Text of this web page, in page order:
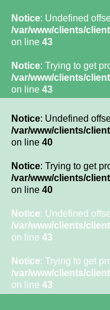
Notice: Undefined
/var/www/clients/
on line 43
Notice: Trying to get
/var/www/clients/
on line 43
Notice: Undefined
/var/www/clients/
on line 40
Notice: Trying to get
/var/www/clients/
on line 40
Notice: Undefined
/var/www/clients/
on line 43
Notice: Trying to get
/var/www/clients/
on line 43